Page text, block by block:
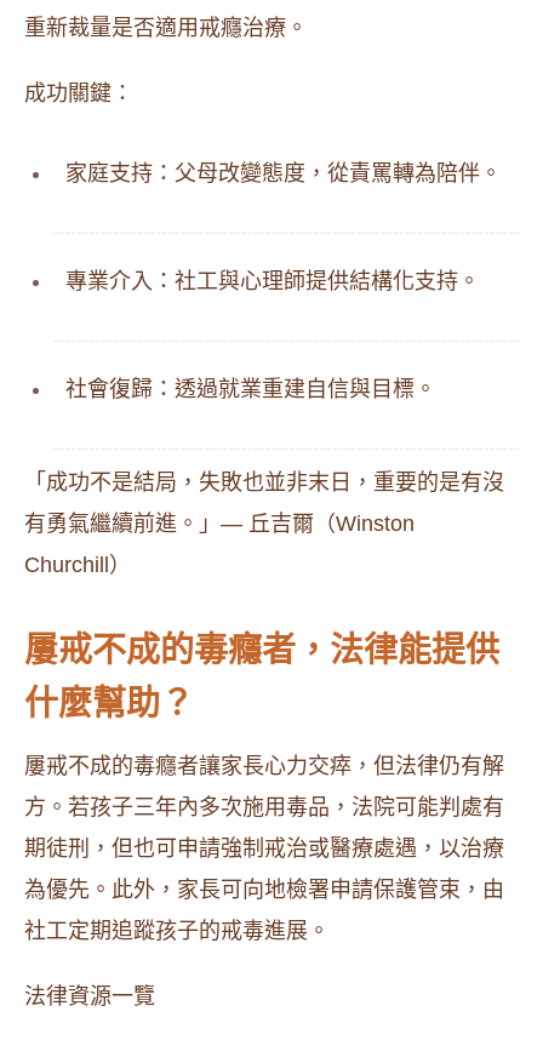
重新裁量是否適用戒癮治療。
成功關鍵：
家庭支持：父母改變態度，從責罵轉為陪伴。
專業介入：社工與心理師提供結構化支持。
社會復歸：透過就業重建自信與目標。
「成功不是結局，失敗也並非末日，重要的是有沒
有勇氣繼續前進。」— 丘吉爾（Winston
Churchill）
屢戒不成的毒癮者，法律能提供
什麼幫助？
屢戒不成的毒癮者讓家長心力交瘁，但法律仍有解
方。若孩子三年內多次施用毒品，法院可能判處有
期徒刑，但也可申請強制戒治或醫療處遇，以治療
為優先。此外，家長可向地檢署申請保護管束，由
社工定期追蹤孩子的戒毒進展。
法律資源一覽